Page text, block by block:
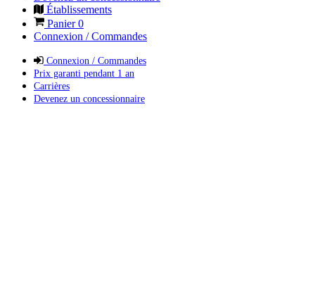
Établissements
Panier0
Connexion / Commandes
Connexion / Commandes
Prix garanti pendant 1 an
Carrières
Devenez un concessionnaire